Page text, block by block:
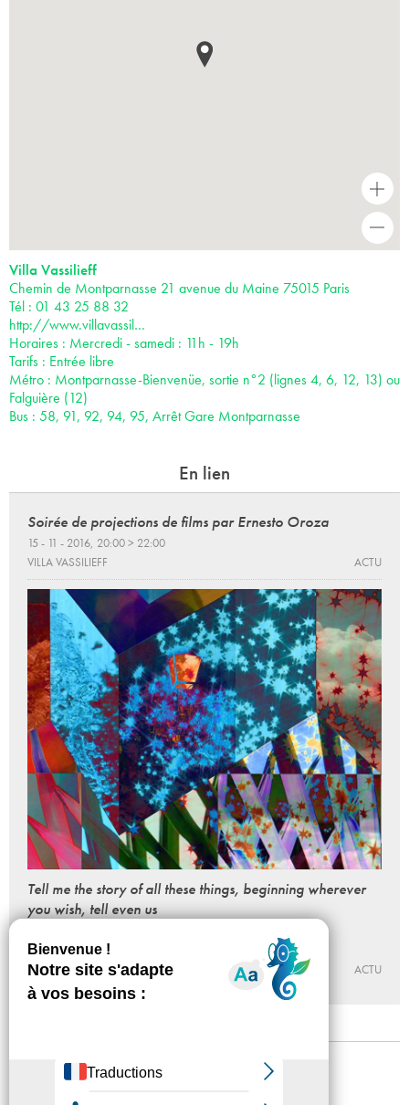
+
Villa Vassilieff
Chemin de Montparnasse 21 avenue du Maine 75015 Paris
Tél : 01 43 25 88 32
http://www.villavassil…
Horaires : Mercredi - samedi : 11h - 19h
Tarifs : Entrée libre
Métro : Montparnasse-Bienvenüe, sortie n°2 (lignes 4, 6, 12, 13) ou
Falguière (12)
Bus : 58, 91, 92, 94, 95, Arrêt Gare Montparnasse
En lien
Soirée de projections de films par Ernesto Oroza
15 - 11 - 2016, 20:00 > 22:00
VILLA VASSILIEFF
ACTU
Tell me the story of all these things, beginning wherever
you wish, tell even us
Du 17 - 01 au 18 - 03 - 2017
VILLA VASSILIEFF
ACTU